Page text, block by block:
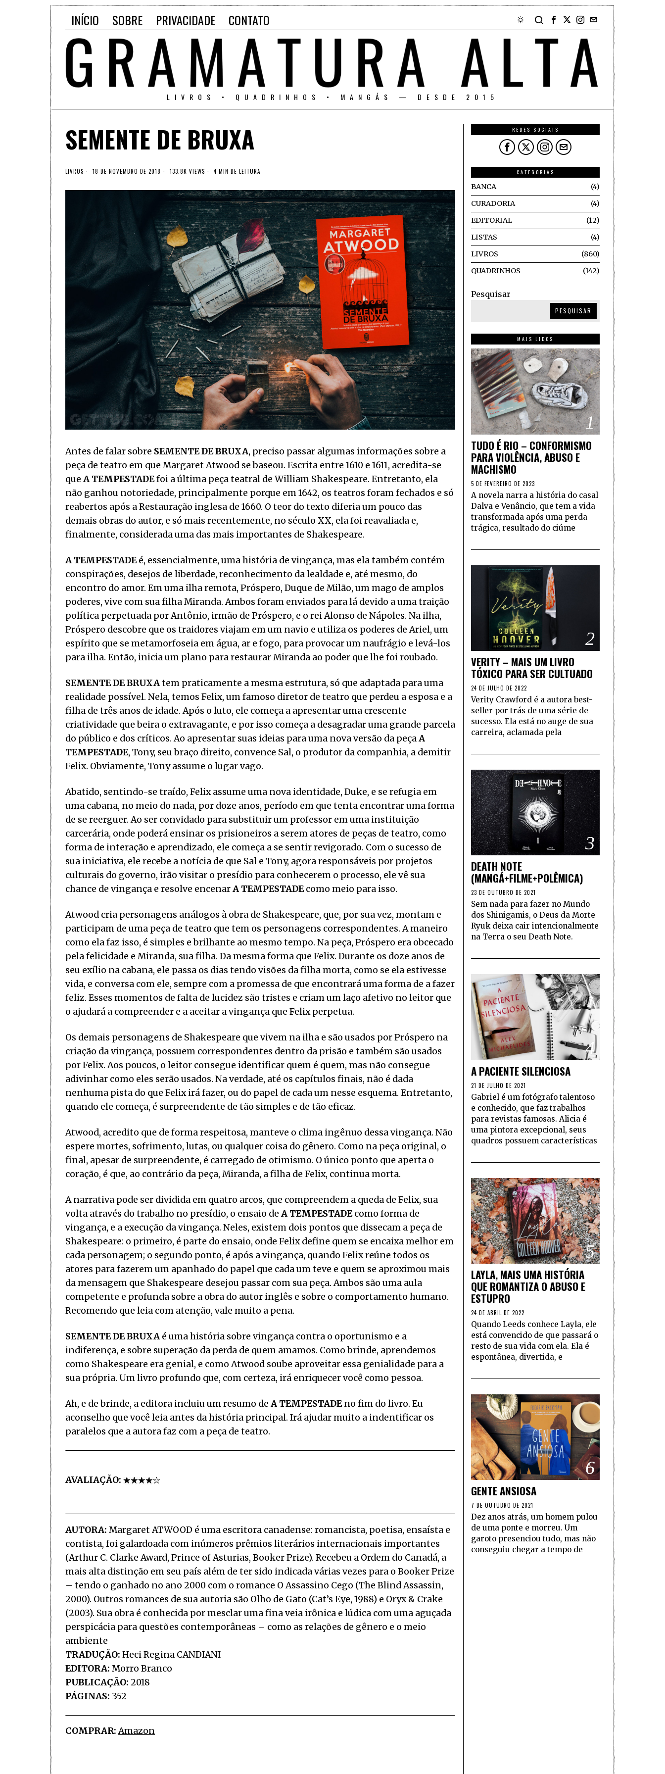
INÍCIO SOBRE PRIVACIDADE CONTATO
LIVROS • QUADRINHOS • MANGÁS — DESDE 2015
SEMENTE DE BRUXA
LIVROS 18 DE NOVEMBRO DE 2018 133.8K VIEWS 4 MIN DE LEITURA
Antes de falar sobre SEMENTE DE BRUXA, preciso passar algumas informações sobre a
peça de teatro em que Margaret Atwood se baseou. Escrita entre 1610 e 1611, acredita-se
que A TEMPESTADEfoi a última peça teatral de William Shakespeare. Entretanto, ela
não ganhou notoriedade, principalmente porque em 1642, os teatros foram fechados e só
reabertos após a Restauração inglesa de 1660. O teor do texto diferia um pouco das
demais obras do autor, e só mais recentemente, no século XX, ela foi reavaliada e,
finalmente, considerada uma das mais importantes de Shakespeare.
A TEMPESTADEé, essencialmente, uma história de vingança, mas ela também contém
conspirações, desejos de liberdade, reconhecimento da lealdade e, até mesmo, do
encontro do amor. Em uma ilha remota, Próspero, Duque de Milão, um mago de amplos
poderes, vive com sua filha Miranda. Ambos foram enviados para lá devido a uma traição
política perpetuada por Antônio, irmão de Próspero, e o rei Alonso de Nápoles. Na ilha,
Próspero descobre que os traidores viajam em um navio e utiliza os poderes de Ariel, um
espírito que se metamorfoseia em água, ar e fogo, para provocar um naufrágio e levá-los
para ilha. Então, inicia um plano para restaurar Miranda ao poder que lhe foi roubado.
SEMENTE DE BRUXAtem praticamente a mesma estrutura, só que adaptada para uma
realidade possível. Nela, temos Felix, um famoso diretor de teatro que perdeu a esposa e a
filha de três anos de idade. Após o luto, ele começa a apresentar uma crescente
criatividade que beira o extravagante, e por isso começa a desagradar uma grande parcela
do público e dos críticos. Ao apresentar suas ideias para uma nova versão da peçaA
TEMPESTADE, Tony, seu braço direito, convence Sal, o produtor da companhia, a demitir
Felix. Obviamente, Tony assume o lugar vago.
Abatido, sentindo-se traído, Felix assume uma nova identidade, Duke, e se refugia em
uma cabana, no meio do nada, por doze anos, período em que tenta encontrar uma forma
de se reerguer. Ao ser convidado para substituir um professor em uma instituição
carcerária, onde poderá ensinar os prisioneiros a serem atores de peças de teatro, como
forma de interação e aprendizado, ele começa a se sentir revigorado. Com o sucesso de
sua iniciativa, ele recebe a notícia de que Sal e Tony, agora responsáveis por projetos
culturais do governo, irão visitar o presídio para conhecerem o processo, ele vê sua
chance de vingança e resolve encenarA TEMPESTADEcomo meio para isso.
Atwood cria personagens análogos à obra de Shakespeare, que, por sua vez, montam e
participam de uma peça de teatro que tem os personagens correspondentes. A maneiro
como ela faz isso, é simples e brilhante ao mesmo tempo. Na peça, Próspero era obcecado
pela felicidade e Miranda, sua filha. Da mesma forma que Felix. Durante os doze anos de
seu exílio na cabana, ele passa os dias tendo visões da filha morta, como se ela estivesse
vida, e conversa com ele, sempre com a promessa de que encontrará uma forma de a fazer
feliz. Esses momentos de falta de lucidez são tristes e criam um laço afetivo no leitor que
o ajudará a compreender e a aceitar a vingança que Felix perpetua.
Os demais personagens de Shakespeare que vivem na ilha e são usados por Próspero na
criação da vingança, possuem correspondentes dentro da prisão e também são usados
por Felix. Aos poucos, o leitor consegue identificar quem é quem, mas não consegue
adivinhar como eles serão usados. Na verdade, até os capítulos finais, não é dada
nenhuma pista do que Felix irá fazer, ou do papel de cada um nesse esquema. Entretanto,
quando ele começa, é surpreendente de tão simples e de tão eficaz.
Atwood, acredito que de forma respeitosa, manteve o clima ingênuo dessa vingança. Não
espere mortes, sofrimento, lutas, ou qualquer coisa do gênero. Como na peça original, o
final, apesar de surpreendente, é carregado de otimismo. O único ponto que aperta o
coração, é que, ao contrário da peça, Miranda, a filha de Felix, continua morta.
A narrativa pode ser dividida em quatro arcos, que compreendem a queda de Felix, sua
volta através do trabalho no presídio, o ensaio de A TEMPESTADEcomo forma de
vingança, e a execução da vingança. Neles, existem dois pontos que dissecam a peça de
Shakespeare: o primeiro, é parte do ensaio, onde Felix define quem se encaixa melhor em
cada personagem; o segundo ponto, é após a vingança, quando Felix reúne todos os
atores para fazerem um apanhado do papel que cada um teve e quem se aproximou mais
da mensagem que Shakespeare desejou passar com sua peça. Ambos são uma aula
competente e profunda sobre a obra do autor inglês e sobre o comportamento humano.
Recomendo que leia com atenção, vale muito a pena.
SEMENTE DE BRUXA é uma história sobre vingança contra o oportunismo e a
indiferença, e sobre superação da perda de quem amamos. Como brinde, aprendemos
como Shakespeare era genial, e como Atwood soube aproveitar essa genialidade para a
sua própria. Um livro profundo que, com certeza, irá enriquecer você como pessoa.
Ah, e de brinde, a editora incluiu um resumo de A TEMPESTADEno fim do livro. Eu
aconselho que você leia antes da história principal. Irá ajudar muito a indentificar os
paralelos que a autora faz com a peça de teatro.
AVALIAÇÃO:
AUTORA: Margaret ATWOOD é uma escritora canadense: romancista, poetisa, ensaísta e
contista, foi galardoada com inúmeros prêmios literários internacionais importantes
(Arthur C. Clarke Award, Prince of Asturias, Booker Prize). Recebeu a Ordem do Canadá, a
mais alta distinção em seu país além de ter sido indicada várias vezes para o Booker Prize
– tendo o ganhado no ano 2000 com o romance O Assassino Cego (The Blind Assassin,
2000). Outros romances de sua autoria são Olho de Gato (Cat’s Eye, 1988) e Oryx & Crake
(2003). Sua obra é conhecida por mesclar uma fina veia irônica e lúdica com uma aguçada
perspicácia para questões contemporâneas – como as relações de gênero e o meio
ambiente
TRADUÇÃO: Heci Regina CANDIANI
EDITORA: Morro Branco
PUBLICAÇÃO: 2018
PÁGINAS: 352
COMPRAR: Amazon
REDES SOCIAIS
CATEGORIAS
BANCA
4
CURADORIA
4
EDITORIAL
12
LISTAS
4
LIVROS
860
QUADRINHOS
142
Pesquisar
PESQUISAR
MAIS LIDOS
1
TUDO É RIO – CONFORMISMO
PARA VIOLÊNCIA, ABUSO E
MACHISMO
5 DE FEVEREIRO DE 2023
A novela narra a história do casal
Dalva e Venâncio, que tem a vida
transformada após uma perda
trágica, resultado do ciúme
2
VERITY – MAIS UM LIVRO
TÓXICO PARA SER CULTUADO
24 DE JULHO DE 2022
Verity Crawford é a autora best-
seller por trás de uma série de
sucesso. Ela está no auge de sua
carreira, aclamada pela
3
DEATH NOTE
(MANGÁ+FILME+POLÊMICA)
23 DE OUTUBRO DE 2021
Sem nada para fazer no Mundo
dos Shinigamis, o Deus da Morte
Ryuk deixa cair intencionalmente
na Terra o seu Death Note.
4
A PACIENTE SILENCIOSA
21 DE JULHO DE 2021
Gabriel é um fotógrafo talentoso
e conhecido, que faz trabalhos
para revistas famosas. Alicia é
uma pintora excepcional, seus
quadros possuem características
5
LAYLA, MAIS UMA HISTÓRIA
QUE ROMANTIZA O ABUSO E
ESTUPRO
24 DE ABRIL DE 2022
Quando Leeds conhece Layla, ele
está convencido de que passará o
resto de sua vida com ela. Ela é
espontânea, divertida, e
6
GENTE ANSIOSA
7 DE OUTUBRO DE 2021
Dez anos atrás, um homem pulou
de uma ponte e morreu. Um
garoto presenciou tudo, mas não
conseguiu chegar a tempo de